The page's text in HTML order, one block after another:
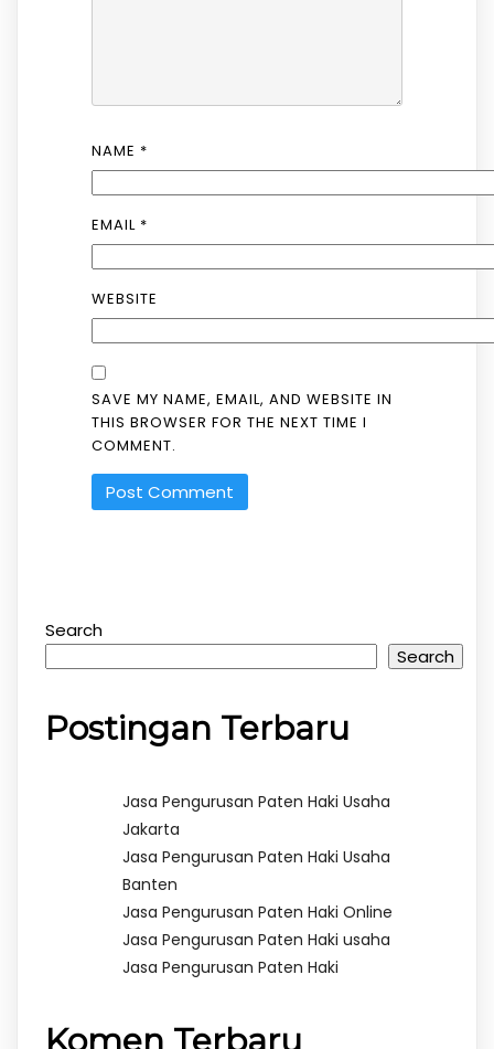
NAME *
EMAIL *
WEBSITE
SAVE MY NAME, EMAIL, AND WEBSITE IN
THIS BROWSER FOR THE NEXT TIME I
COMMENT.
Search
Search
Postingan Terbaru
Jasa Pengurusan Paten Haki Usaha
Jakarta
Jasa Pengurusan Paten Haki Usaha
Banten
Jasa Pengurusan Paten Haki Online
Jasa Pengurusan Paten Haki usaha
Jasa Pengurusan Paten Haki